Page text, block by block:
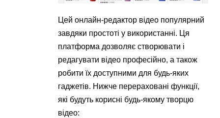
Цей онлайн-редактор відео популярний
завдяки простоті у використанні. Ця
платформа дозволяє створювати і
редагувати відео професійно, а також
робити їх доступними для будь-яких
гаджетів. Нижче перераховані функції,
які будуть корисні будь-якому творцю
відео: